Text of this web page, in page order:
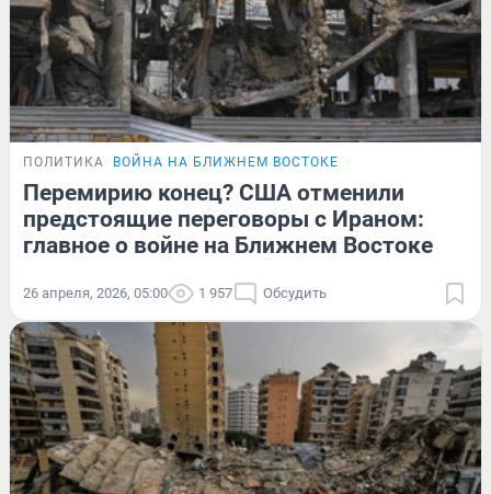
ПОЛИТИКА ВОЙНА НА БЛИЖНЕМ ВОСТОКЕ
Перемирию конец? США отменили
предстоящие переговоры с Ираном:
главное о войне на Ближнем Востоке
26 апреля, 2026, 05:00 1 957 Обсудить